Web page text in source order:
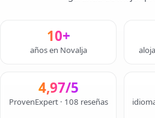
10+
años en Novalja
4,97/5
ProvenExpert · 108 reseñas